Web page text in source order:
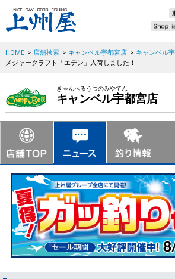
HOME > 店舗検索 > キャンベル宇都宮店 > キャンベル
メジャークラフト「エデン」入荷しました！
きゃんべるうつのみやてん
キャンベル宇都宮店